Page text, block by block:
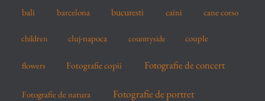
bali barcelona bucuresti caini cane corso
children cluj-napoca countryside couple
flowers Fotografie copii Fotografie de concert
Fotografie de natura Fotografie de portret